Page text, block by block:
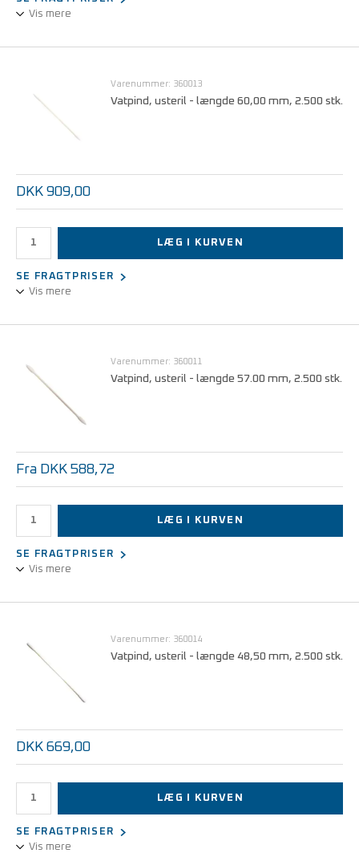
Vis mere
Varenummer: 360013
Vatpind, usteril - længde 60,00 mm, 2.500 stk.
DKK 909,00
LÆG I KURVEN
SE FRAGTPRISER
Vis mere
Varenummer: 360011
Vatpind, usteril - længde 57.00 mm, 2.500 stk.
Fra DKK 588,72
LÆG I KURVEN
SE FRAGTPRISER
Vis mere
Pris pr. stk. v/10 stk. DKK 588,72
Varenummer: 360014
Vatpind, usteril - længde 48,50 mm, 2.500 stk.
DKK 669,00
LÆG I KURVEN
SE FRAGTPRISER
Vis mere